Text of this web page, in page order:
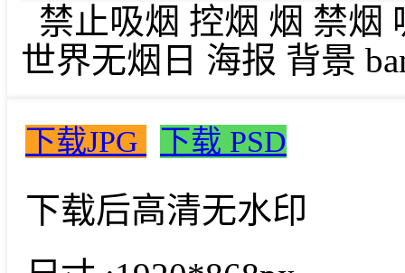
禁止吸烟 控烟 烟 禁烟
世界无烟日 海报 背景
下载JPG 下载 PSD
下载后高清无水印